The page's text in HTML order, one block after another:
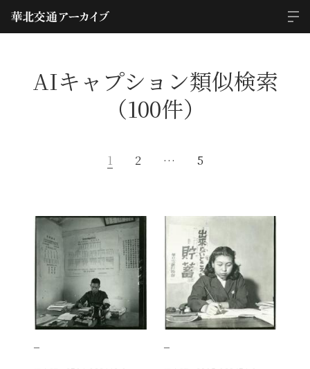
AIキャプション類似検索
（100件）
1 2 … 5
− −